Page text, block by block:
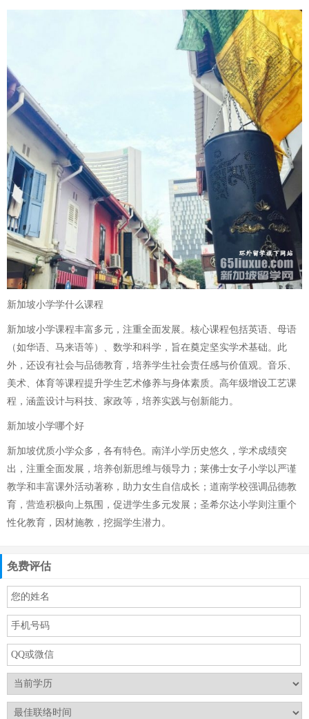
新加坡小学学什么课程
新加坡小学课程丰富多元，注重全面发展。核心课程包括英语、母语
（如华语、马来语等）、数学和科学，旨在奠定坚实学术基础。此
外，还设有社会与品德教育，培养学生社会责任感与价值观。音乐、
美术、体育等课程提升学生艺术修养与身体素质。高年级增设工艺课
程，涵盖设计与科技、家政等，培养实践与创新能力。
新加坡小学哪个好
新加坡优质小学众多，各有特色。南洋小学历史悠久，学术成绩突
出，注重全面发展，培养创新思维与领导力；莱佛士女子小学以严谨
教学和丰富课外活动著称，助力女生自信成长；道南学校强调品德教
育，营造积极向上氛围，促进学生多元发展；圣希尔达小学则注重个
性化教育，因材施教，挖掘学生潜力。
免费评估